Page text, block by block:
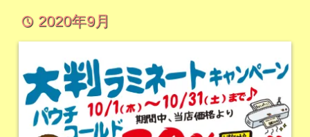
time 2020年9月